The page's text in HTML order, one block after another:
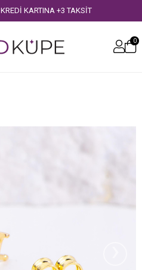
KARTINA +3 TAKSİT
0